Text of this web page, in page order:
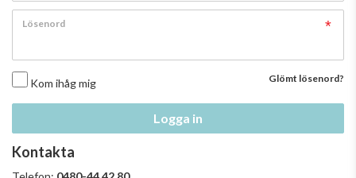
Lösenord
Kom ihåg mig Glömt lösenord?
Logga in
Kontakta